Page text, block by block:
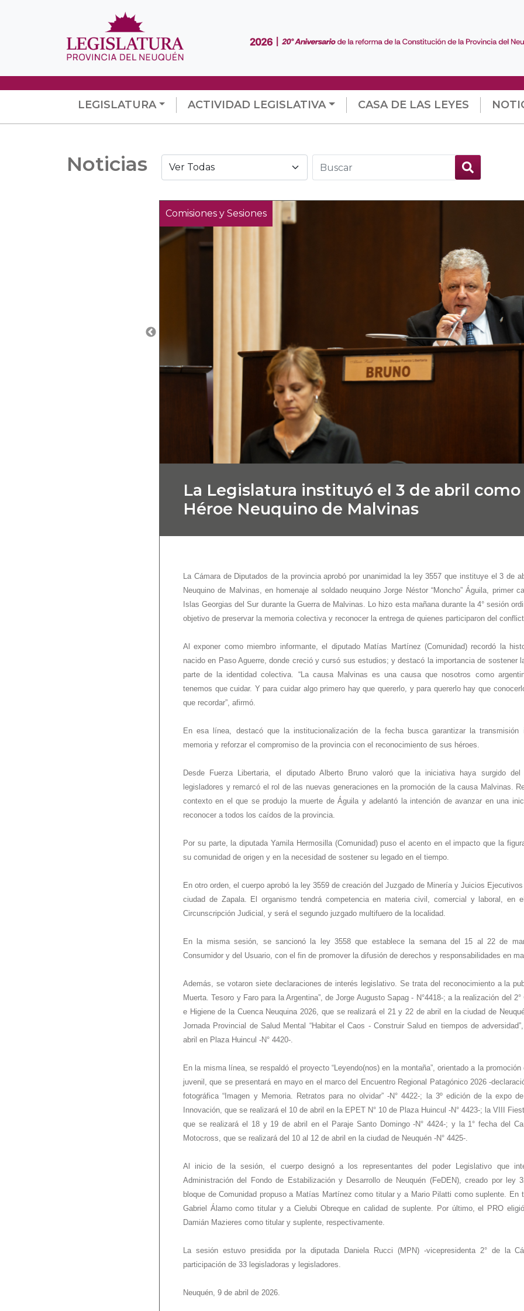
LEGISLATURA ACTIVIDAD LEGISLATIVA CASA DE LAS LEYES
Noticias
Comisiones y Sesiones
La Legislatura instituyó el 3 de abril
Héroe Neuquino de Malvinas
La Cámara de Diputados de la provincia aprobó por unanimidad la ley 3557 que instituye el 3 de
Neuquino de Malvinas, en homenaje al soldado neuquino Jorge Néstor “Moncho” Águila, primer
Islas Georgias del Sur durante la Guerra de Malvinas. Lo hizo esta mañana durante la 4° sesión
objetivo de preservar la memoria colectiva y reconocer la entrega de quienes participaron del
Al exponer como miembro informante, el diputado Matías Martínez (Comunidad) recordó la
nacido en Paso Aguerre, donde creció y cursó sus estudios; y destacó la importancia de sostener
parte de la identidad colectiva. “La causa Malvinas es una causa que nosotros como
tenemos que cuidar. Y para cuidar algo primero hay que quererlo, y para quererlo hay que
que recordar”, afirmó.
En esa línea, destacó que la institucionalización de la fecha busca garantizar la transmisión
memoria y reforzar el compromiso de la provincia con el reconocimiento de sus héroes.
Desde Fuerza Libertaria, el diputado Alberto Bruno valoró que la iniciativa haya surgido del
legisladores y remarcó el rol de las nuevas generaciones en la promoción de la causa Malvinas.
contexto en el que se produjo la muerte de Águila y adelantó la intención de avanzar en una
reconocer a todos los caídos de la provincia.
Por su parte, la diputada Yamila Hermosilla (Comunidad) puso el acento en el impacto que la
su comunidad de origen y en la necesidad de sostener su legado en el tiempo.
En otro orden, el cuerpo aprobó la ley 3559 de creación del Juzgado de Minería y Juicios
ciudad de Zapala. El organismo tendrá competencia en materia civil, comercial y laboral, en
Circunscripción Judicial, y será el segundo juzgado multifuero de la localidad.
En la misma sesión, se sancionó la ley 3558 que establece la semana del 15 al 22 de
Consumidor y del Usuario, con el fin de promover la difusión de derechos y responsabilidades en
Además, se votaron siete declaraciones de interés legislativo. Se trata del reconocimiento a la
Muerta. Tesoro y Faro para la Argentina”, de Jorge Augusto Sapag - N°4418-; a la realización del
e Higiene de la Cuenca Neuquina 2026, que se realizará el 21 y 22 de abril en la ciudad de
Jornada Provincial de Salud Mental “Habitar el Caos - Construir Salud en tiempos de
abril en Plaza Huincul -N° 4420-.
En la misma línea, se respaldó el proyecto “Leyendo(nos) en la montaña”, orientado a la
juvenil, que se presentará en mayo en el marco del Encuentro Regional Patagónico 2026 -
fotográfica “Imagen y Memoria. Retratos para no olvidar” -N° 4422-; la 3º edición de la expo
Innovación, que se realizará el 10 de abril en la EPET N° 10 de Plaza Huincul -N° 4423-; la VIII
que se realizará el 18 y 19 de abril en el Paraje Santo Domingo -N° 4424-; y la 1° fecha del
Motocross, que se realizará del 10 al 12 de abril en la ciudad de Neuquén -N° 4425-.
Al inicio de la sesión, el cuerpo designó a los representantes del poder Legislativo que
Administración del Fondo de Estabilización y Desarrollo de Neuquén (FeDEN), creado por ley
bloque de Comunidad propuso a Matías Martínez como titular y a Mario Pilatti como suplente. En
Gabriel Álamo como titular y a Cielubi Obreque en calidad de suplente. Por último, el PRO
Damián Mazieres como titular y suplente, respectivamente.
La sesión estuvo presidida por la diputada Daniela Rucci (MPN) -vicepresidenta 2° de la
participación de 33 legisladoras y legisladores.
Neuquén, 9 de abril de 2026.